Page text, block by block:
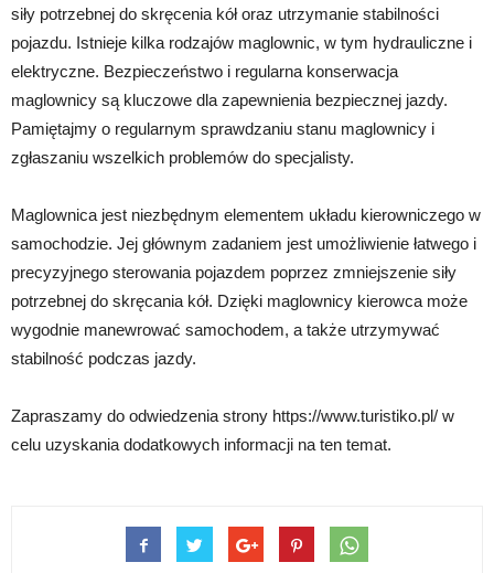
siły potrzebnej do skręcenia kół oraz utrzymanie stabilności
pojazdu. Istnieje kilka rodzajów maglownic, w tym hydrauliczne i
elektryczne. Bezpieczeństwo i regularna konserwacja
maglownicy są kluczowe dla zapewnienia bezpiecznej jazdy.
Pamiętajmy o regularnym sprawdzaniu stanu maglownicy i
zgłaszaniu wszelkich problemów do specjalisty.
Maglownica jest niezbędnym elementem układu kierowniczego w
samochodzie. Jej głównym zadaniem jest umożliwienie łatwego i
precyzyjnego sterowania pojazdem poprzez zmniejszenie siły
potrzebnej do skręcania kół. Dzięki maglownicy kierowca może
wygodnie manewrować samochodem, a także utrzymywać
stabilność podczas jazdy.
Zapraszamy do odwiedzenia strony https://www.turistiko.pl/ w
celu uzyskania dodatkowych informacji na ten temat.